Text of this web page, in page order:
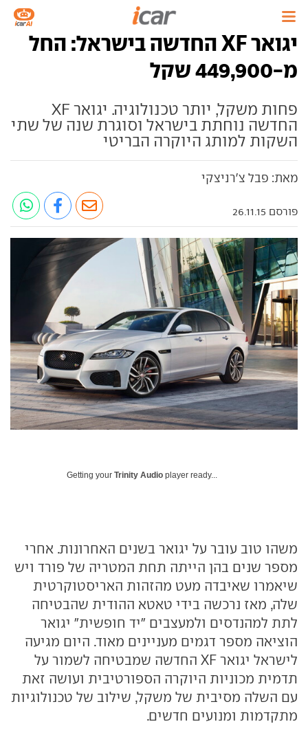
יגואר XF החדשה בישראל: החל
מ-449,900 שקל
פחות משקל, יותר טכנולוגיה. יגואר XF
החדשה נוחתת בישראל וסוגרת שנה של שתי
השקות למותג היוקרה הבריטי
מאת: פבל צ'רניצקי
פורסם 26.11.15
Getting your Trinity Audio player ready...
משהו טוב עובר על יגואר בשנים האחרונות. אחרי
מספר שנים בהן הייתה תחת המטריה של פורד ויש
שיאמרו שאיבדה מעט מהזהות האריסטוקרטית
שלה, מאז נרכשה בידי טאטא ההודית שהבטיחה
לתת למהנדסים ולמעצבים "יד חופשית" יגואר
הוציאה מספר דגמים מעניינים מאוד. היום מגיעה
לישראל יגואר XF החדשה שמבטיחה לשמור על
תדמית מכוניות היוקרה הספורטיבית ועושה זאת
עם השלה מסיבית של משקל, שילוב של טכנולוגיות
מתקדמות ומנועים חדשים.